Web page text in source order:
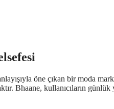
öne çıkan bir moda
Bhaane, kullanıcıların